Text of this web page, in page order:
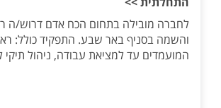
לחברה מובילה בתחום הכח אדם דרוש/ה
והשמה בסניף באר שבע. התפקיד כולל:
המועמדים עד למציאת עבודה, ניהול תיקי